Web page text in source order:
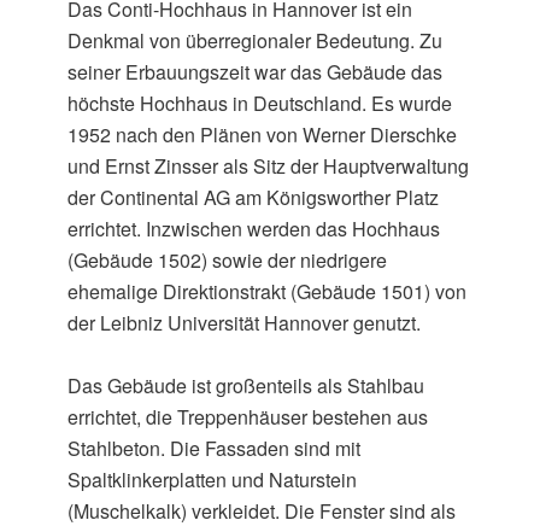
Das Conti-Hochhaus in Hannover ist ein
Denkmal von überregionaler Bedeutung. Zu
seiner Erbauungszeit war das Gebäude das
höchste Hochhaus in Deutschland. Es wurde
1952 nach den Plänen von Werner Dierschke
und Ernst Zinsser als Sitz der Hauptverwaltung
der Continental AG am Königsworther Platz
errichtet. Inzwischen werden das Hochhaus
(Gebäude 1502) sowie der niedrigere
ehemalige Direktionstrakt (Gebäude 1501) von
der Leibniz Universität Hannover genutzt.
Das Gebäude ist großenteils als Stahlbau
errichtet, die Treppenhäuser bestehen aus
Stahlbeton. Die Fassaden sind mit
Spaltklinkerplatten und Naturstein
(Muschelkalk) verkleidet. Die Fenster sind als